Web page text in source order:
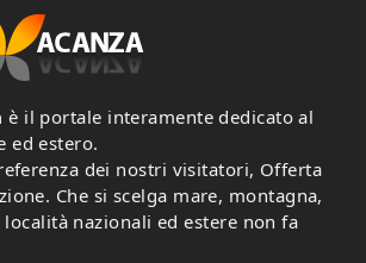
è il portale interamente dedicato al
ed estero.
dei nostri visitatori, Offerta
Che si scelga mare, montagna,
località nazionali ed estere non fa